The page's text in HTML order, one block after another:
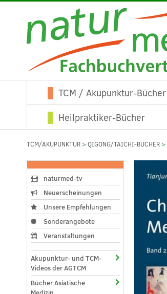
TCM / Akupunktur-Bücher
Heilpraktiker-Bücher
TCM/AKUPUNKTUR >QIGONG/TAICHI-BÜCHER >
naturmed-tv
Neuerscheinungen
Unsere Empfehlungen
Sonderangebote
Veranstaltungen
Akupunktur- und TCM-
Videos der AGTCM
Bücher Asiatische